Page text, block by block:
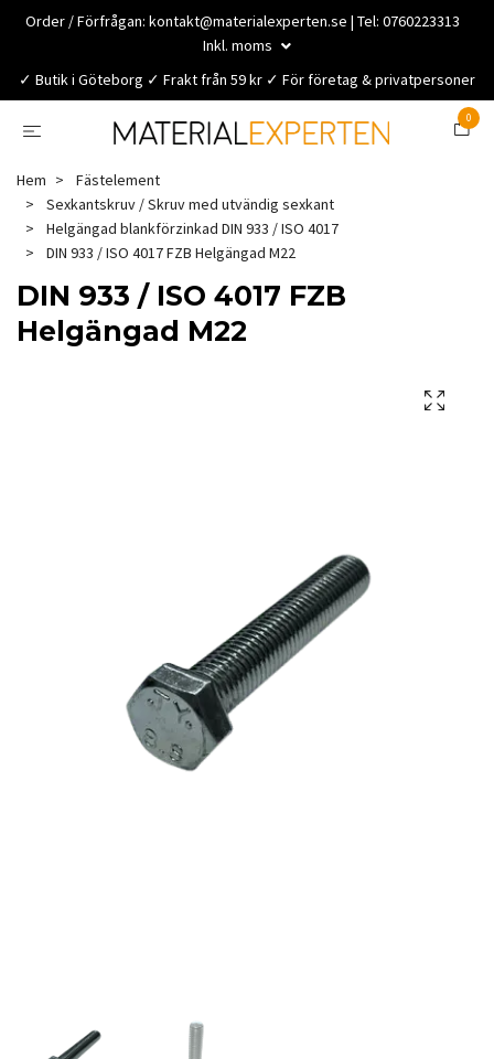
Order / Förfrågan: kontakt@materialexperten.se | Tel: 0760223313
Inkl. moms
✓ Butik i Göteborg ✓ Frakt från 59 kr ✓ För företag & privatpersoner
0
Hem
Fästelement
Sexkantskruv / Skruv med utvändig sexkant
Helgängad blankförzinkad DIN 933 / ISO 4017
DIN 933 / ISO 4017 FZB Helgängad M22
DIN 933 / ISO 4017 FZB
Helgängad M22